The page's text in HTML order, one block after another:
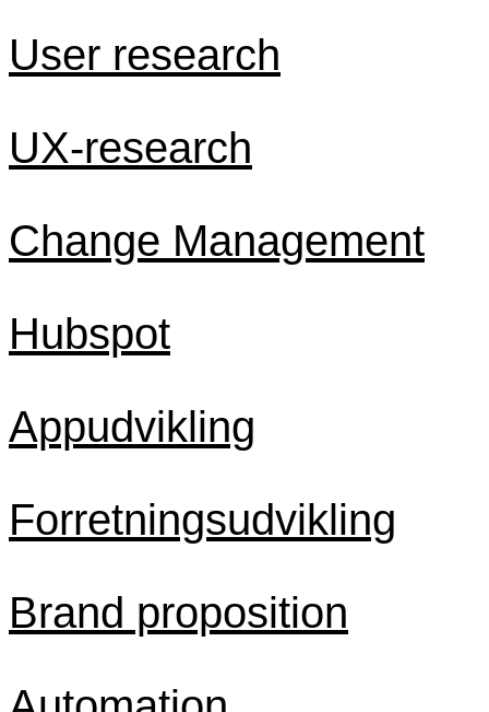
User research
UX-research
Change Management
Hubspot
Appudvikling
Forretningsudvikling
Brand proposition